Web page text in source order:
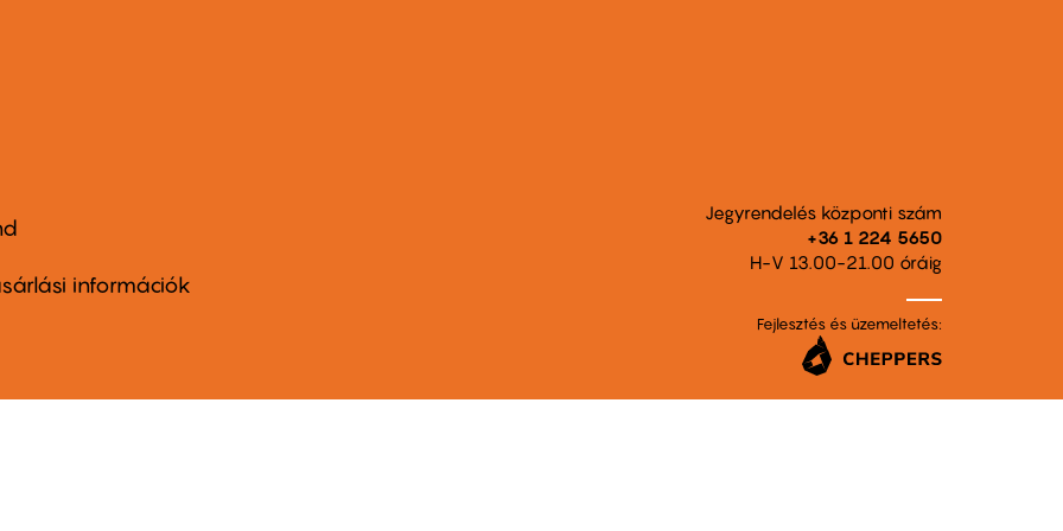
információk
Jegyrendelés központi szám
+36 1 224 5650
H-V 13.00-21.00 óráig
Fejlesztés és üzemeltetés: